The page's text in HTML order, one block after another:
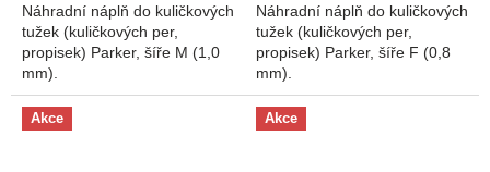
Náhradní náplň do kuličkových
tužek (kuličkových per,
propisek) Parker, šíře M (1,0
mm).
Náhradní náplň do kuličkových
tužek (kuličkových per,
propisek) Parker, šíře F (0,8
mm).
Akce Akce